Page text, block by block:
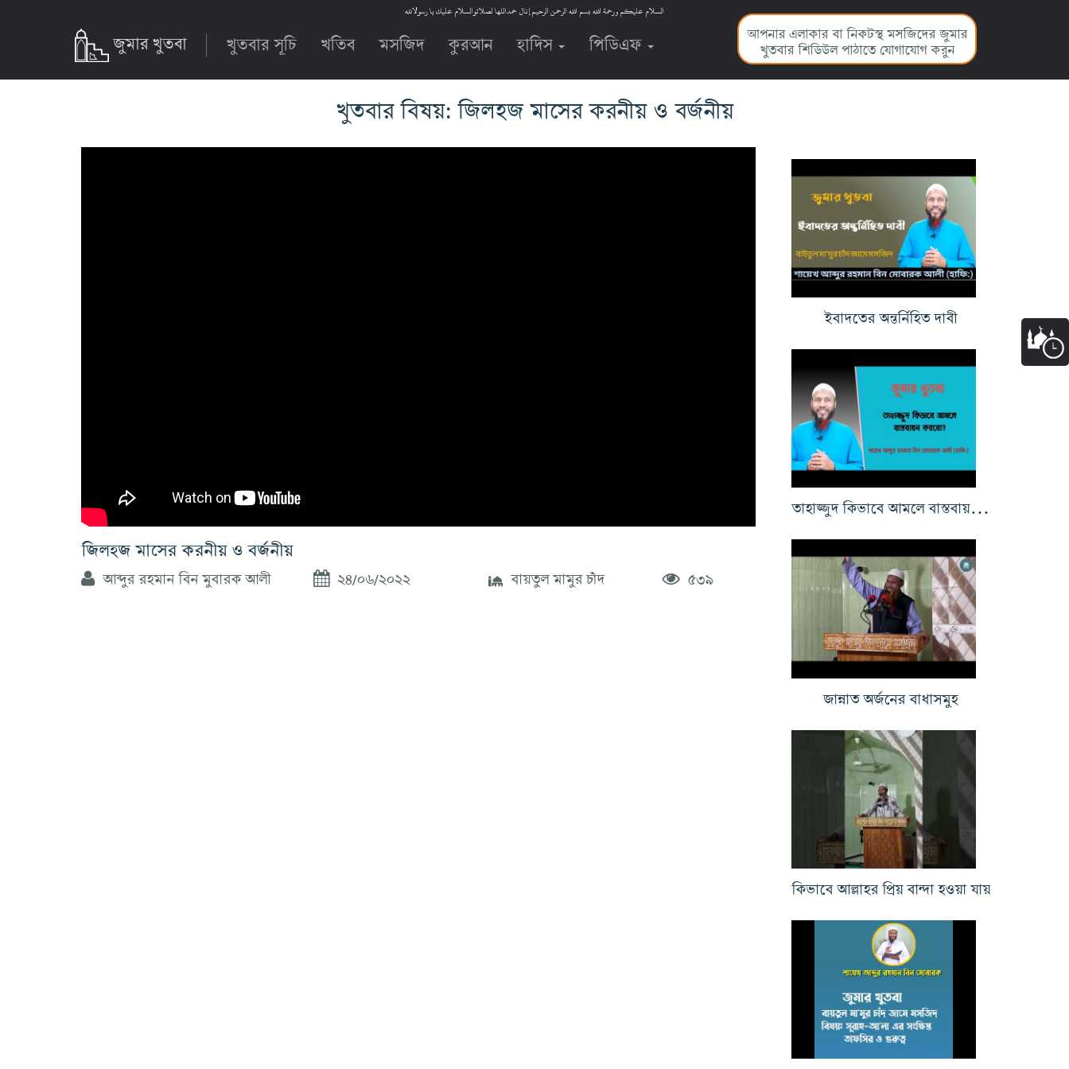
السلام عليكم ورحمة الله بسم الله الرحمن الرحيم إنال حمداللها لصلاتوالسلام عليك يا رسولالله
জুমার খুতবা খুতবার সূচি খতিব মসজিদ কুরআন হাদিস পিডিএফ
আপনার এলাকার বা নিকটস্থ মসজিদের জুমার
খুতবার শিডিউল পাঠাতে যোগাযোগ করুন
খুতবার বিষয়: জিলহজ মাসের করনীয় ও বর্জনীয়
জিলহজ মাসের করনীয় ও বর্জনীয়
আব্দুর রহমান বিন মুবারক আলী ২৪/০৬/২০২২ বায়তুল মামুর চাঁদ ৫৩৯
ইবাদতের অন্তর্নিহিত দাবী
তাহাজ্জুদ কিভাবে আমলে বাস্তবায়ন করবো?
জান্নাত অর্জনের বাধাসমুহ
কিভাবে আল্লাহর প্রিয় বান্দা হওয়া যায়